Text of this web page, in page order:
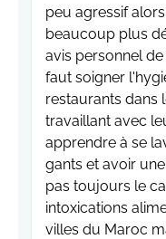
peu agressif
beaucoup plus
avis personnel
faut soigner
restaurants dans
travaillant avec
apprendre à se
gants et avoir
pas toujours le
intoxications
villes du Maroc